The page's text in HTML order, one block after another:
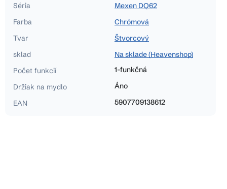
Séria
Mexen DQ62
Farba
Chrómová
Tvar
Štvorcový
sklad
Na sklade (Heavenshop)
Počet funkcií
1-funkčná
Držiak na mydlo
Áno
EAN
5907709138612